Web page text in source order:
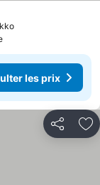
Consulter les
prix
les prix
Partager